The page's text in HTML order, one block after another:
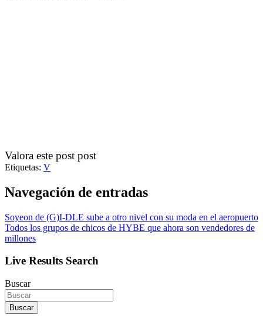
Valora este post post
Etiquetas: V
Navegación de entradas
Soyeon de (G)I-DLE sube a otro nivel con su moda en el aeropuerto
Todos los grupos de chicos de HYBE que ahora son vendedores de
millones
Live Results Search
Buscar
Buscar